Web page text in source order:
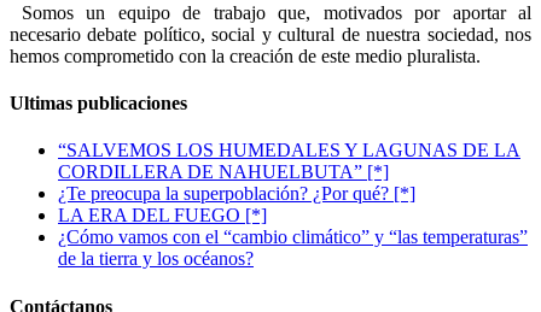
Somos un equipo de trabajo que, motivados por aportar al
necesario debate político, social y cultural de nuestra sociedad, nos
hemos comprometido con la creación de este medio pluralista.
Ultimas publicaciones
“SALVEMOS LOS HUMEDALES Y LAGUNAS DE LA
CORDILLERA DE NAHUELBUTA” [*]
¿Te preocupa la superpoblación? ¿Por qué? [*]
LA ERA DEL FUEGO [*]
¿Cómo vamos con el “cambio climático” y “las temperaturas”
de la tierra y los océanos?
Contáctanos